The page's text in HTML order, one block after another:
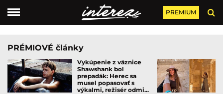
PREMIUM
PRÉMIOVÉ články
Vykúpenie z väznice
Shawshank bol
prepadák: Herec sa
musel popasovať s
výkalmi, režisér odmi...